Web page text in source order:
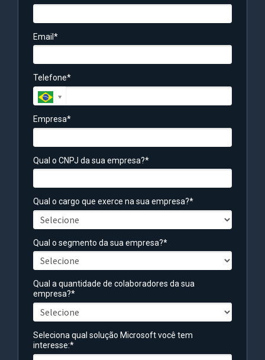
Email*
Telefone*
Empresa*
Qual o CNPJ da sua empresa?*
Qual o cargo que exerce na sua empresa?*
Qual o segmento da sua empresa?*
Qual a quantidade de colaboradores da sua
empresa?*
Seleciona qual solução Microsoft você tem
interesse:*